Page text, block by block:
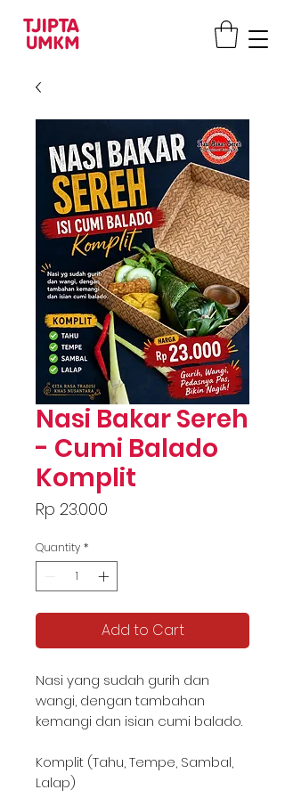
Nasi Bakar Sereh
- Cumi Balado
Komplit
Rp 23.000
Quantity *
Add to Cart
Nasi yang sudah gurih dan
wangi, dengan tambahan
kemangi dan isian cumi balado.
Komplit (Tahu, Tempe, Sambal,
Lalap)